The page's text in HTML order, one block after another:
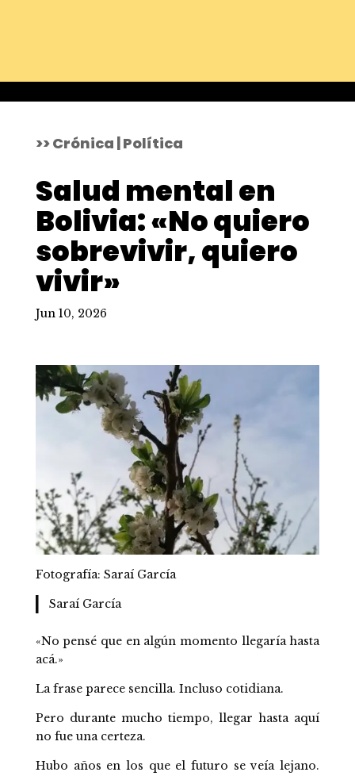
>> Crónica | Política
Salud mental en
Bolivia: «No quiero
sobrevivir, quiero
vivir»
Jun 10, 2026
Fotografía: Saraí García
Saraí García
«No pensé que en algún momento llegaría hasta
acá.»
La frase parece sencilla. Incluso cotidiana.
Pero durante mucho tiempo, llegar hasta aquí
no fue una certeza.
Hubo años en los que el futuro se veía lejano.